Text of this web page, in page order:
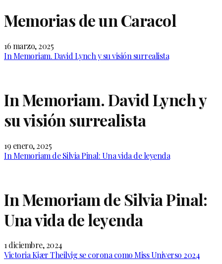
Memorias de un Caracol
16 marzo, 2025
In Memoriam. David Lynch y su visión surrealista
In Memoriam. David Lynch y
su visión surrealista
19 enero, 2025
In Memoriam de Silvia Pinal: Una vida de leyenda
In Memoriam de Silvia Pinal:
Una vida de leyenda
1 diciembre, 2024
Victoria Kjær Theilvig se corona como Miss Universo 2024